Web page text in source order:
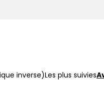
inverse)Les plus suivies